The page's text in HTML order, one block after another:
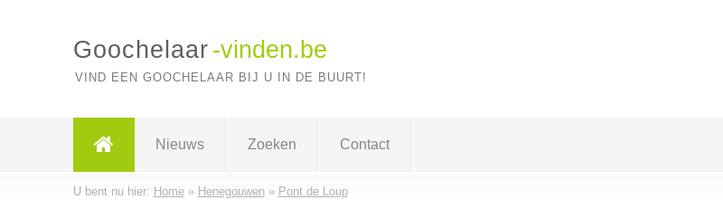
Goochelaar -vinden.be
VIND EEN GOOCHELAAR BIJ U IN DE BUURT!
Nieuws Zoeken Contact
U bent nu hier: Home» Henegouwen» Pont de Loup